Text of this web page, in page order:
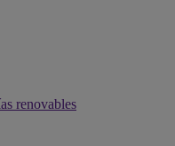
renovables